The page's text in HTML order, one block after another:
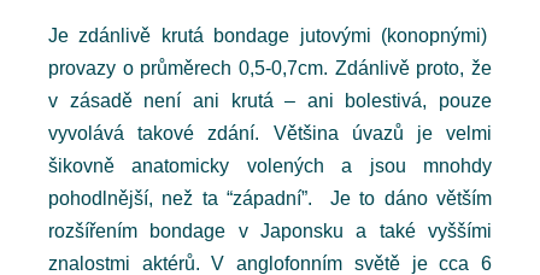
Je zdánlivě krutá bondage jutovými (konopnými)
provazy o průměrech 0,5-0,7cm. Zdánlivě proto, že
v zásadě není ani krutá – ani bolestivá, pouze
vyvolává takové zdání. Většina úvazů je velmi
šikovně anatomicky volených a jsou mnohdy
pohodlnější, než ta “západní”. Je to dáno větším
rozšířením bondage v Japonsku a také vyššími
znalostmi aktérů. V anglofonním světě je cca 6